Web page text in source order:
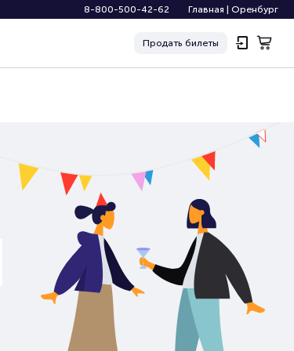
8-800-500-42-62 Главная Оренбург
Продать билеты